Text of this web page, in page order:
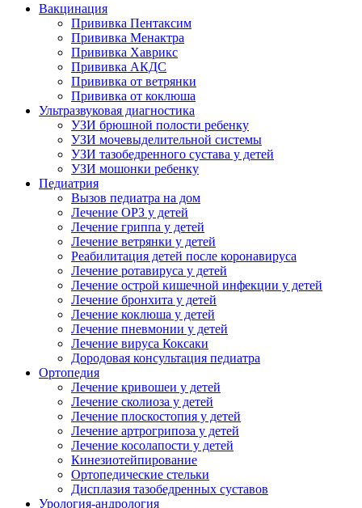
Вакцинация
Прививка Пентаксим
Прививка Менактра
Прививка Хаврикс
Прививка АКДС
Прививка от ветрянки
Прививка от коклюша
Ультразвуковая диагностика
УЗИ брюшной полости ребенку
УЗИ мочевыделительной системы
УЗИ тазобедренного сустава у детей
УЗИ мошонки ребенку
Педиатрия
Вызов педиатра на дом
Лечение ОРЗ у детей
Лечение гриппа у детей
Лечение ветрянки у детей
Реабилитация детей после коронавируса
Лечение ротавируса у детей
Лечение острой кишечной инфекции у детей
Лечение бронхита у детей
Лечение коклюша у детей
Лечение пневмонии у детей
Лечение вируса Коксаки
Дородовая консультация педиатра
Ортопедия
Лечение кривошеи у детей
Лечение сколиоза у детей
Лечение плоскостопия у детей
Лечение артрогрипоза у детей
Лечение косолапости у детей
Кинезиотейпирование
Ортопедические стельки
Дисплазия тазобедренных суставов
Урология-андрология